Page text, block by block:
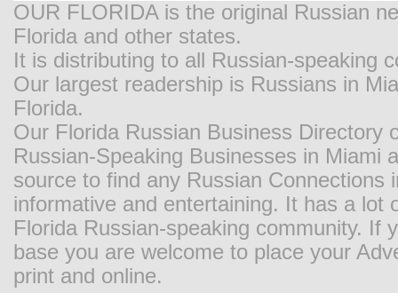
OUR FLORIDA is the original Russian
Florida and other states.
It is distributing to all Russian-speaking
Our largest readership is Russians in
Florida.
Our Florida Russian Business Directory
Russian-Speaking Businesses in Miami
source to find any Russian
informative and entertaining. It has a
Florida Russian-speaking community. If
base you are welcome to place your
print and online.